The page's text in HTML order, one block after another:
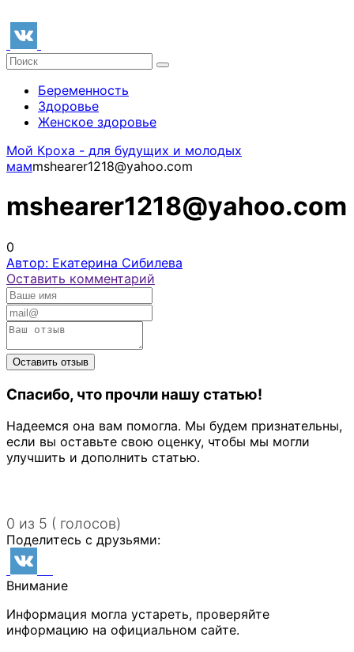
Беременность
Здоровье
Женское здоровье
Мой Кроха - для будущих и молодых
мамmshearer1218@yahoo.com
mshearer1218@yahoo.com
0
Автор: Екатерина Сибилева
Оставить комментарий
Спасибо, что прочли нашу статью!
Надеемся она вам помогла. Мы будем признательны,
если вы оставьте свою оценку, чтобы мы могли
улучшить и дополнить статью.
0 из 5 ( голосов)
Поделитесь с друзьями:
Внимание
Информация могла устареть, проверяйте
информацию на официальном сайте.